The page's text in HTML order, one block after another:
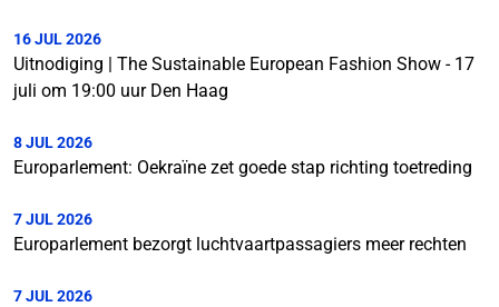
16 JUL 2026
Uitnodiging | The Sustainable European Fashion Show - 17
juli om 19:00 uur Den Haag
8 JUL 2026
Europarlement: Oekraïne zet goede stap richting toetreding
7 JUL 2026
Europarlement bezorgt luchtvaartpassagiers meer rechten
7 JUL 2026